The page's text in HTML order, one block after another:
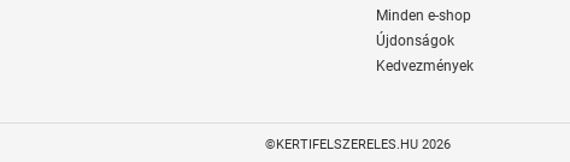
Minden e-shop
Újdonságok
Kedvezmények
©KERTIFELSZERELES.HU 2026